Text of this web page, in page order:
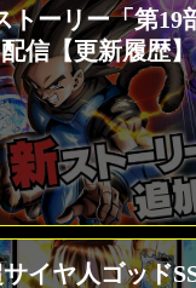
配信【更新履歴】